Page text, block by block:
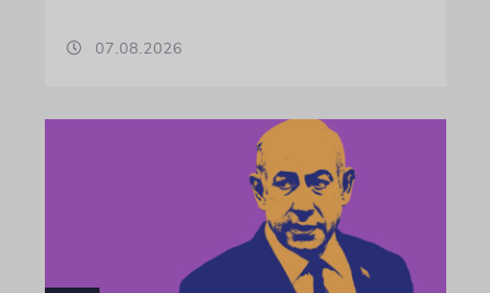
07.08.2026